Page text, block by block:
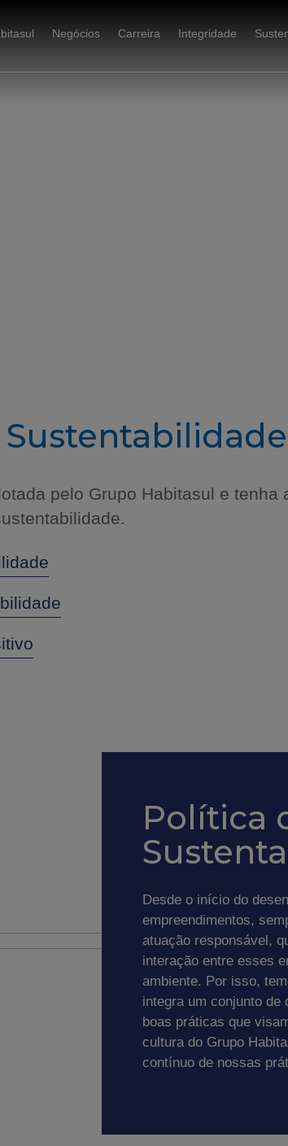
Negócios Carreira Integridade
Sustentabilidade
pelo Grupo Habitasul e tenha
Política
Desde o início do
empreendimentos,
atuação responsável,
interação entre esses
ambiente. Por isso,
integra um conjunto
boas práticas que
cultura do Grupo
contínuo de nossas